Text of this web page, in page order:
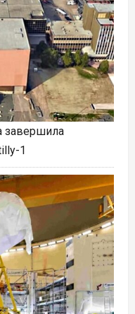
завершила
1